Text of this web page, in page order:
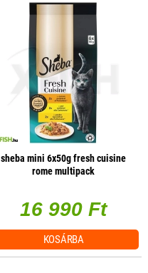
sheba mini 6x50g fresh cuisine
rome multipack
16 990 Ft
KOSÁRBA